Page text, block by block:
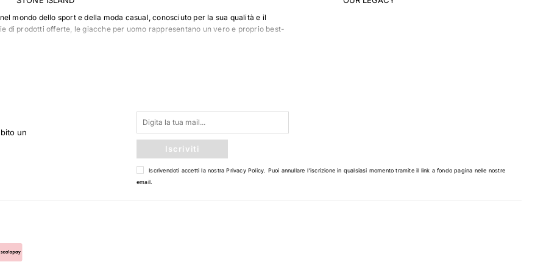
mondo dello sport e della moda casual, conosciuto per la sua qualità e il
di prodotti offerte, le giacche per uomo rappresentano un vero e proprio best-
ADIDAS SST, una tra le più iconiche del brand. Ispirata allo streetwear, è
Tiro 19, realizzata con il tessuto Aeroready per mantenere la pelle
fisica. Questa giacca sportiva, di colore nero con dettagli bianchi, ha un
sue rifiniture riflettenti la rendono perfetta per gli allenamenti notturni
meteo avverse. Con i polsini elasticizzati e l'orlo regolabile, garantisce una
le classiche tre strisce sulle maniche e il logo ADIDAS sul petto.
del brand ADIDAS? Visitate la nostra collezione completa su
aggiornati sulle ultime novità.
un
Iscriviti
Iscrivendoti accetti la nostraPrivacy Policy . Puoi annullare l'iscrizione in qualsiasi momento tramite il link a fondo pagina nelle nostre
email.